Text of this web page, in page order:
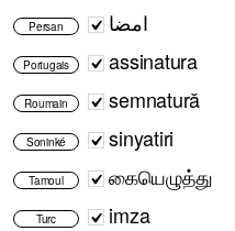
Persan امضا
Portugais assinatura
Roumain semnatură
Soninké sinyatiri
Tamoul கையெழுத்து
Turc imza